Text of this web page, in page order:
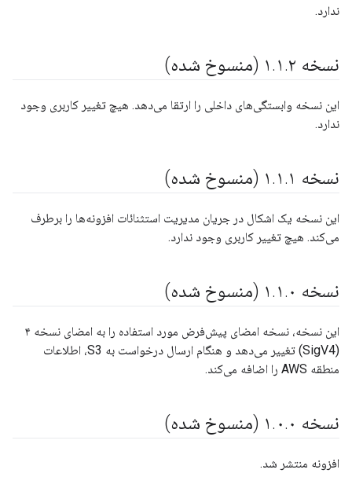
ندارد.
نسخه ۱ .۱.۲ (منسوخ شده)
این نسخه وابستگی‌های داخلی را ارتقا می‌دهد. هیچ تغییر کاربری وجود
ندارد.
نسخه ۱ .۱.۱ (منسوخ شده)
این نسخه یک اشکال در جریان مدیریت استثنائات افزونه‌ها را برطرف
می‌کند. هیچ تغییر کاربری وجود ندارد.
نسخه ۱ .۱.۰ (منسوخ شده)
این نسخه، نسخه امضای پیش‌فرض مورد استفاده را به امضای نسخه ۴
(SigV4) تغییر می‌دهد و هنگام ارسال درخواست به S3، اطلاعات
منطقه AWS را اضافه می‌کند.
نسخه ۱ . ۰.۰ (منسوخ شده)
افزونه منتشر شد.